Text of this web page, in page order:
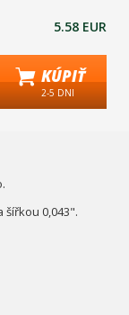
5.58 EUR
KÚPIŤ
2-5 DNI
šířkou 0,043".
vhodné do